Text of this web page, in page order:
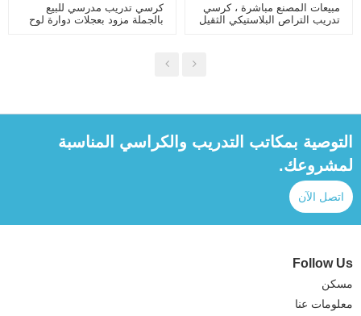
مبيعات المصنع مباشرة ، كرسي
تدريب التراص البلاستيكي الثقيل
كرسي تدريب مدرسي للبيع
بالجملة مزود بعجلات دوارة لوح
التوصية بمكاتب التدريب والكراسي المناسبة
لمشروعك.
اتصل الآن
Follow Us
مسكن
معلومات عنا